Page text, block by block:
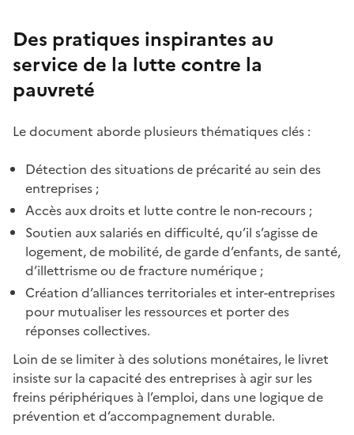
Des pratiques inspirantes au
service de la lutte contre la
pauvreté
Le document aborde plusieurs thématiques clés :
Détection des situations de précarité au sein des
entreprises ;
Accès aux droits et lutte contre le non-recours ;
Soutien aux salariés en difficulté, qu’il s’agisse de
logement, de mobilité, de garde d’enfants, de santé,
d’illettrisme ou de fracture numérique ;
Création d’alliances territoriales et inter-entreprises
pour mutualiser les ressources et porter des
réponses collectives.
Loin de se limiter à des solutions monétaires, le livret
insiste sur la capacité des entreprises à agir sur les
freins périphériques à l’emploi, dans une logique de
prévention et d’accompagnement durable.